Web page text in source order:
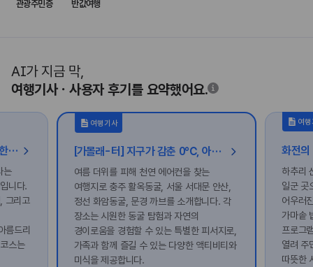
관광주민증
반값여행
AI가 지금 막,
여행기사ㆍ사용자 후기를 요약했어요.
성밖숲에서 펼쳐진 밤의 축제, 대한민국 밤밤페스타
는
니다.
그리고
름드리
스는
여행기사
[가볼래-터] 지구가 감춘 0℃, 아이와 함께 찾는 천연 에어컨 여행
여름 더위를 피해 천연 에어컨을 찾는
여행지로 충주 활옥동굴, 서울 서대문 안산,
정선 화암동굴, 문경 까브를 소개합니다. 각
장소는 시원한 동굴 탐험과 자연의
경이로움을 경험할 수 있는 특별한 피서지로,
가족과 함께 즐길 수 있는 다양한 액티비티와
미식을 제공합니다.
여
하추리
일군 곳
어우러
가마솥
프로그
열려 주
따뜻한